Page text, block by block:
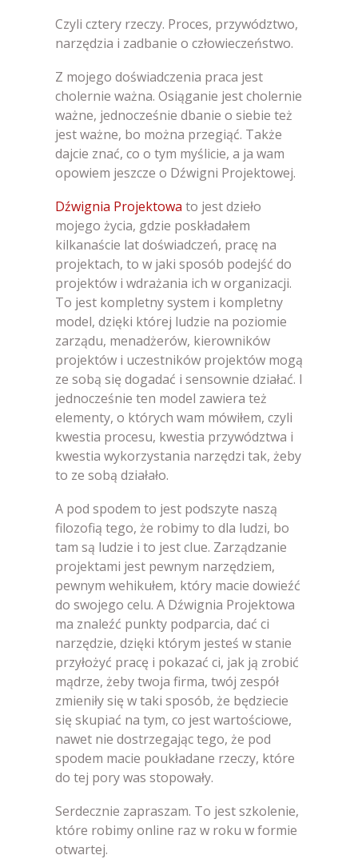
Czyli cztery rzeczy. Proces, przywództwo,
narzędzia i zadbanie o człowieczeństwo.
Z mojego doświadczenia praca jest
cholernie ważna. Osiąganie jest cholernie
ważne, jednocześnie dbanie o siebie też
jest ważne, bo można przegiąć. Także
dajcie znać, co o tym myślicie, a ja wam
opowiem jeszcze o Dźwigni Projektowej.
Dźwignia Projektowa to jest dzieło
mojego życia, gdzie poskładałem
kilkanaście lat doświadczeń, pracę na
projektach, to w jaki sposób podejść do
projektów i wdrażania ich w organizacji.
To jest kompletny system i kompletny
model, dzięki której ludzie na poziomie
zarządu, menadżerów, kierowników
projektów i uczestników projektów mogą
ze sobą się dogadać i sensownie działać. I
jednocześnie ten model zawiera też
elementy, o których wam mówiłem, czyli
kwestia procesu, kwestia przywództwa i
kwestia wykorzystania narzędzi tak, żeby
to ze sobą działało.
A pod spodem to jest podszyte naszą
filozofią tego, że robimy to dla ludzi, bo
tam są ludzie i to jest clue. Zarządzanie
projektami jest pewnym narzędziem,
pewnym wehikułem, który macie dowieźć
do swojego celu. A Dźwignia Projektowa
ma znaleźć punkty podparcia, dać ci
narzędzie, dzięki którym jesteś w stanie
przyłożyć pracę i pokazać ci, jak ją zrobić
mądrze, żeby twoja firma, twój zespół
zmieniły się w taki sposób, że będziecie
się skupiać na tym, co jest wartościowe,
nawet nie dostrzegając tego, że pod
spodem macie poukładane rzeczy, które
do tej pory was stopowały.
Serdecznie zapraszam. To jest szkolenie,
które robimy online raz w roku w formie
otwartej.